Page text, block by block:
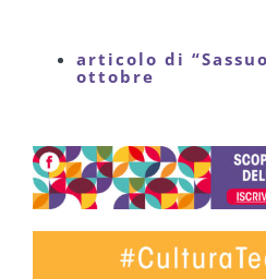
articolo di
ottobre